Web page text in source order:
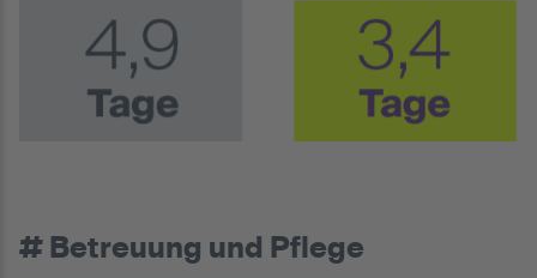
# Betreuung und Pflege